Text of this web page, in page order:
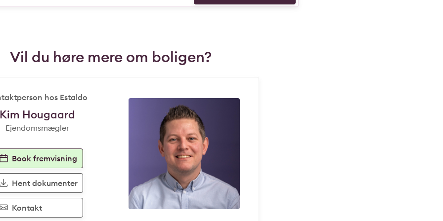
Vil du høre mere om boligen?
hos Estaldo
Hougaard
Ejendomsmægler
Book fremvisning
Hent dokumenter
Kontakt